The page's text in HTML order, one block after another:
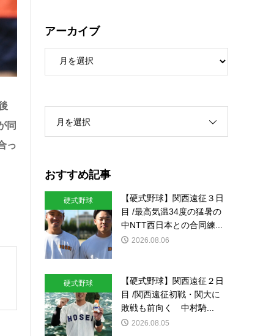
同
っ
アーカイブ
月を選択
おすすめ記事
硬式野球
【硬式野球】関西遠征３日
目 /最高気温34度の猛暑の
中NTT西日本との合同練...
2026.08.06
硬式野球
【硬式野球】関西遠征２日
目 /関西遠征初戦・関大に
敗戦も前向く 中村騎...
2026.08.05